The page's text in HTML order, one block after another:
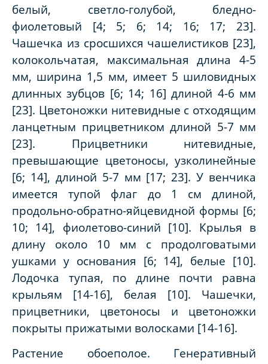
белый, светло-голубой, бледно-
фиолетовый [4; 5; 6; 14; 16; 17; 23].
Чашечка из сросшихся чашелистиков [23],
колокольчатая, максимальная длина 4-5
мм, ширина 1,5 мм, имеет 5 шиловидных
длинных зубцов [6; 14; 16] длиной 4-6 мм
[23]. Цветоножки нитевидные с отходящим
ланцетным прицветником длиной 5-7 мм
[23]. Прицветники нитевидные,
превышающие цветоносы, узколинейные
[6; 14], длиной 5-7 мм [17; 23]. У венчика
имеется тупой флаг до 1 см длиной,
продольно-обратно-яйцевидной формы [6;
10; 14], фиолетово-синий [10]. Крылья в
длину около 10 мм с продолговатыми
ушками у основания [6; 14], белые [10].
Лодочка тупая, по длине почти равна
крыльям [14-16], белая [10]. Чашечки,
прицветники, цветоносы и цветоножки
покрыты прижатыми волосками [14-16].
Растение обоеполое. Генеративный